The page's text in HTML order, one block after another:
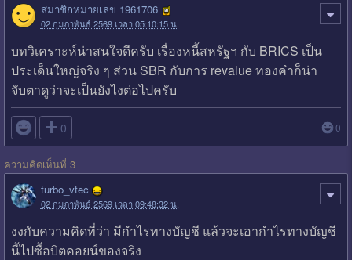
สมาชิกหมายเลข 1961706
02 กุมภาพันธ์ 2569 เวลา 05:10:15 น.
บทวิเคราะห์น่าสนใจดีครับ เรื่องหนี้สหรัฐฯ กับ BRICS เป็น
ประเด็นใหญ่จริง ๆ ส่วน SBR กับการ revalue ทองคำก็น่า
จับตาดูว่าจะเป็นยังไงต่อไปครับ
 0 0
ความคิดเห็นที่ 3
turbo_vtec
02 กุมภาพันธ์ 2569 เวลา 09:48:32 น.
งงกับความคิดที่ว่า มีกำไรทางบัญชี แล้วจะเอากำไรทางบัญชี
นี้ไปซื้อบิตคอยน์ของจริง